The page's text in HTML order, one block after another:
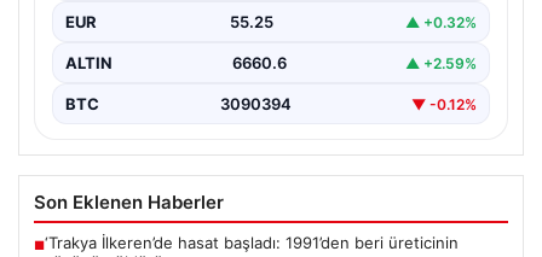
{"title": "14 Nisan 2026 Güncel Altın Fiyatları: Gram,
Çeyrek, Yarım ve Cumhuriyet Altını Satış…
EUR 55.25 ▲ +0.32%
ALTIN 6660.6 ▲ +2.59%
BTC 3090394 ▼ -0.12%
Son Eklenen Haberler
■‘Trakya İlkeren’de hasat başladı: 1991’den beri üreticinin